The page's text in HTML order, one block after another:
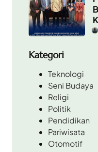
Kategori
Teknologi
Seni Budaya
Religi
Politik
Pendidikan
Pariwisata
Otomotif